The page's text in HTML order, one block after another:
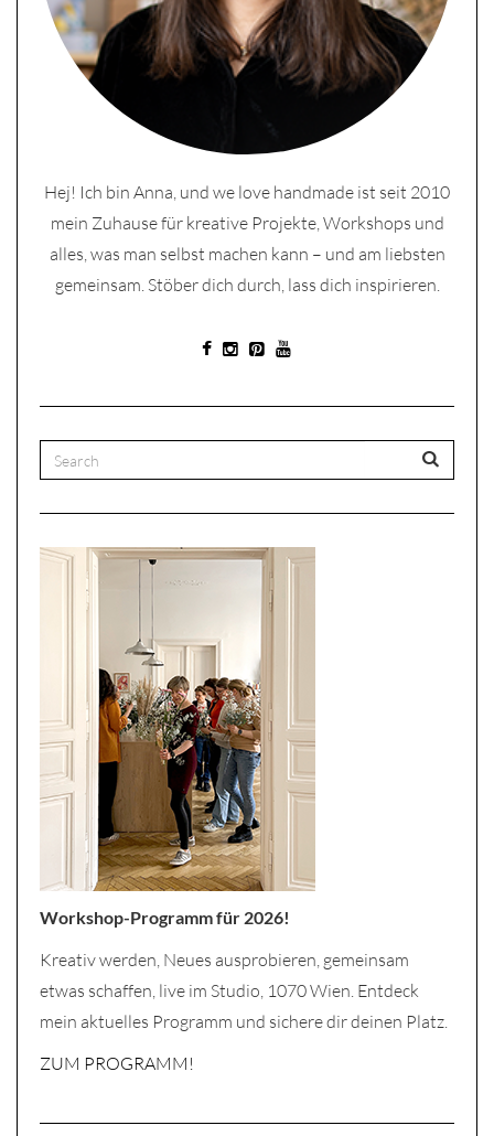
Hej! Ich bin Anna, und we love handmade ist seit 2010
mein Zuhause für kreative Projekte, Workshops und
alles, was man selbst machen kann – und am liebsten
gemeinsam. Stöber dich durch, lass dich inspirieren.
Workshop-Programm für 2026!
Kreativ werden, Neues ausprobieren, gemeinsam
etwas schaffen, live im Studio, 1070 Wien. Entdeck
mein aktuelles Programm und sichere dir deinen Platz.
ZUM PROGRAMM!